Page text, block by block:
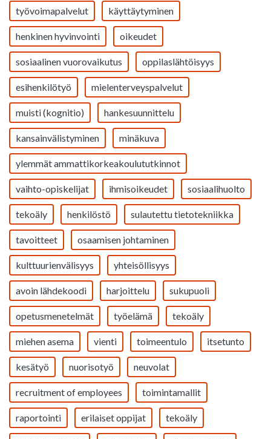
työvoimapalvelut käyttäytyminen
henkinen hyvinvointi oikeudet
sosiaalinen vuorovaikutus oppilaslähtöisyys
esihenkilötyö mielenterveyspalvelut
muisti (kognitio) hankesuunnittelu
kansainvälistyminen minäkuva
ylemmät ammattikorkeakoulututkinnot
vaihto-opiskelijat ihmisoikeudet sosiaalihuolto
tekoäly henkilöstö sulautettu tietotekniikka
tavoitteet osaamisen johtaminen
kulttuurienvälisyys yhteisöllisyys
avoin lähdekoodi harjoittelu sukupuoli
opetusmenetelmät työelämä tekoäly
miehen asema vienti toimeentulo itsetunto
kesätyö nuorisotyö neuvolat
recruitment of employees toimintamallit
raportointi erilaiset oppijat tekoäly